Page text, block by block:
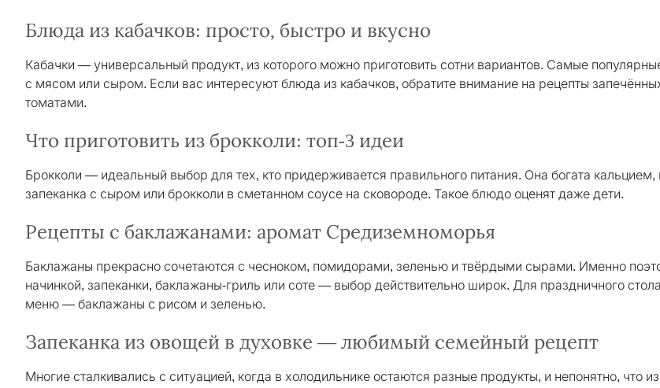
Блюда из кабачков: просто, быстро и вкусно
Кабачки — универсальный продукт, из которого можно приготовить сотни вариантов. Самые
с мясом или сыром. Если вас интересуют блюда из кабачков, обратите внимание на рецепты
томатами.
Что приготовить из брокколи: топ-3 идеи
Брокколи — идеальный выбор для тех, кто придерживается правильного питания. Она богата
запеканка с сыром или брокколи в сметанном соусе на сковороде. Такое блюдо оценят даже дети.
Рецепты с баклажанами: аромат Средиземноморья
Баклажаны прекрасно сочетаются с чесноком, помидорами, зеленью и твёрдыми сырами. Именно
начинкой, запеканки, баклажаны-гриль или соте — выбор действительно широк. Для праздничного
меню — баклажаны с рисом и зеленью.
Запеканка из овощей в духовке — любимый семейный рецепт
Многие сталкивались с ситуацией, когда в холодильнике остаются разные продукты, и непонятно, что